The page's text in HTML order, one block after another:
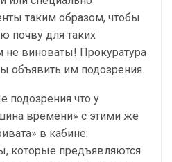
таким образом, чтобы
почву для таких
не виноваты! Прокуратура
объявить им подозрения.
подозрения что у
времени» с этими же
в кабине:
которые предъявляются